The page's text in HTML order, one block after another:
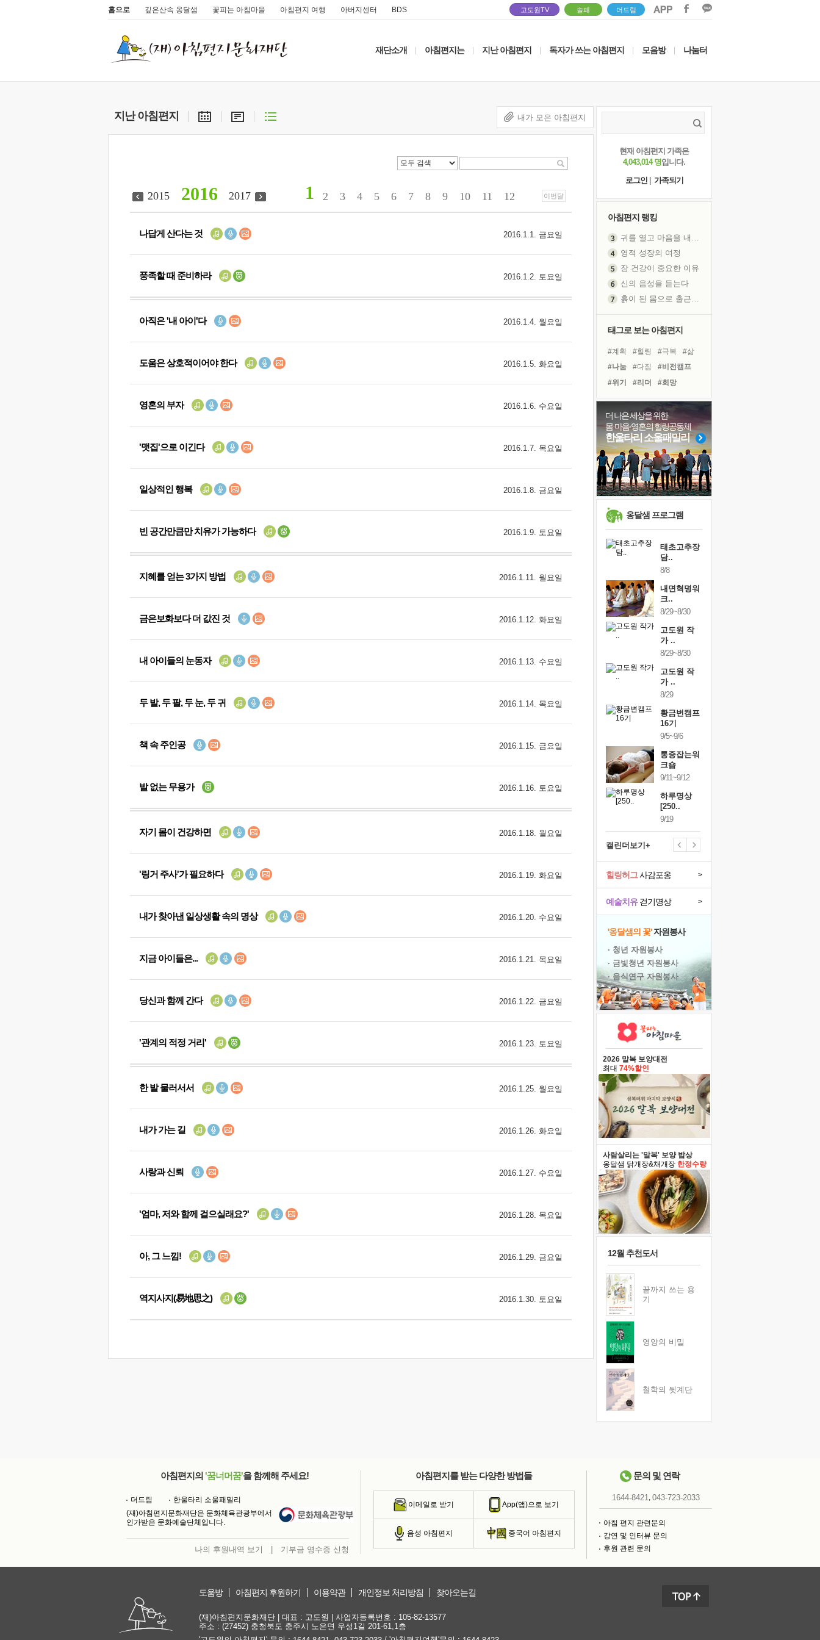
홈으로 깊은산속 옹달샘 꽃피는 아침마을 아침편지 여행 아버지센터 BDS 고도원TV 솔패 더드림
재단소개 아침편지는 지난 아침편지 독자가 쓰는 아침편지 모음방 나눔터
지난 아침편지 내가 모은 아침편지
2016
2015 2017 1 2 3 4 5 6 7 8 9 10 11 12 이번달
나답게 산다는 것 2016.1.1. 금요일
풍족할 때 준비하라 2016.1.2. 토요일
아직은 '내 아이'다 2016.1.4. 월요일
도움은 상호적이어야 한다 2016.1.5. 화요일
영혼의 부자 2016.1.6. 수요일
'맷집'으로 이긴다 2016.1.7. 목요일
일상적인 행복 2016.1.8. 금요일
빈 공간만큼만 치유가 가능하다 2016.1.9. 토요일
지혜를 얻는 3가지 방법 2016.1.11. 월요일
금은보화보다 더 값진 것 2016.1.12. 화요일
내 아이들의 눈동자 2016.1.13. 수요일
두 발, 두 팔, 두 눈, 두 귀 2016.1.14. 목요일
책 속 주인공 2016.1.15. 금요일
발 없는 무용가 2016.1.16. 토요일
자기 몸이 건강하면 2016.1.18. 월요일
'링거 주사'가 필요하다 2016.1.19. 화요일
내가 찾아낸 일상생활 속의 명상 2016.1.20. 수요일
지금 아이들은... 2016.1.21. 목요일
당신과 함께 간다 2016.1.22. 금요일
'관계의 적정 거리' 2016.1.23. 토요일
한 발 물러서서 2016.1.25. 월요일
내가 가는 길 2016.1.26. 화요일
사랑과 신뢰 2016.1.27. 수요일
'엄마, 저와 함께 걸으실래요?' 2016.1.28. 목요일
아, 그 느낌! 2016.1.29. 금요일
역지사지(易地思之) 2016.1.30. 토요일
현재 아침편지 가족은
4,043,014 명입니다.
로그인
가족되기
아침편지 랭킹
귀를 열고 마음을 내어주고
영적 성장의 여정
장 건강이 중요한 이유
신의 음성을 듣는다
흙이 된 몸으로 출근하는 여자
졸업식 사진을 보며
극심한 변비, 어깨결림, 수면 장애
아픈 아버지를 위한 공간 설계
슬럼프
보고 싶은 어머니
유년 시절의 부산 영도 바다
못된 꼰대들
희망이란
'모른다'는 것
태그로 보는 아침편지
#계획 #힐링 #극복
#삶
#나눔
#다짐
#비전캠프
#위기
#리더
#희망
#사람
#건강
#링컨학교
#독서
#바이러스
#도움
#유튜브
#아이들
#독서캠프
#면역력
#선택
더 나은 세상을 위한
몸·마음·영혼의 힐링공동체
한울타리 소울패밀리
옹달샘 프로그램
여행
스..
크..
17기
크숍
크..
태초고추장
담..
8/8
내면혁명워
크..
8/29~8/30
고도원 작
가 ..
8/29~8/30
고도원 작
가 ..
8/29
황금변캠프
16기
9/5~9/6
통증잡는워
크숍
9/11~9/12
하루명상
[250..
9/19
캘린더보기+
예술치유걷기명상 >
힐링허그사감포옹 >
'옹달샘의 꽃'자원봉사
· 청년 자원봉사
· 금빛청년 자원봉사
· 음식연구 자원봉사
2026 말복 보양대전
최대 74%할인
사람살리는 '말복' 보양 밥상
옹달샘 닭개장&채개장 한정수량
12월 추천도서
끝까지 쓰는 용
기
영양의 비밀
철학의 뒷계단
아침편지의 '꿈너머꿈'을 함께해 주세요!
더드림
한울타리 소울패밀리
(재)아침편지문화재단은 문화체육관광부에서
인가받은 문화예술단체입니다.
나의 후원내역 보기 기부금 영수증 신청
아침편지를 받는 다양한 방법들
이메일로 받기 App(앱)으로 보기
음성 아침편지 중국어 아침편지
문의 및 연락
1644-8421, 043-723-2033
아침 편지 관련문의
강연 및 인터뷰 문의
후원 관련 문의
도움방 아침편지 후원하기 이용약관 개인정보 처리방침 찾아오는길
(재)아침편지문화재단 | 대표 : 고도원 | 사업자등록번호 : 105-82-13577
주소 : (27452) 충청북도 충주시 노은면 우성1길 201-61,1층